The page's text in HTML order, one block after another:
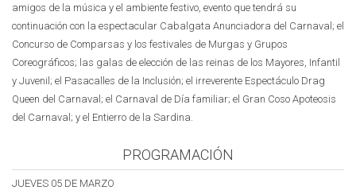
amigos de la música y el ambiente festivo, evento que tendrá su
continuación con la espectacular Cabalgata Anunciadora del Carnaval; el
Concurso de Comparsas y los festivales de Murgas y Grupos
Coreográficos; las galas de elección de las reinas de los Mayores, Infantil
y Juvenil; el Pasacalles de la Inclusión; el irreverente Espectáculo Drag
Queen del Carnaval; el Carnaval de Día familiar; el Gran Coso Apoteosis
del Carnaval; y el Entierro de la Sardina.
PROGRAMACIÓN
JUEVES 05 DE MARZO